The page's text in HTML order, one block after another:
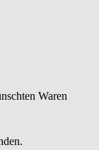
Waren